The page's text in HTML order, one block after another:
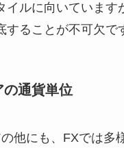
イルに向いています
することが不可欠で
通貨単位
他にも、FXでは多